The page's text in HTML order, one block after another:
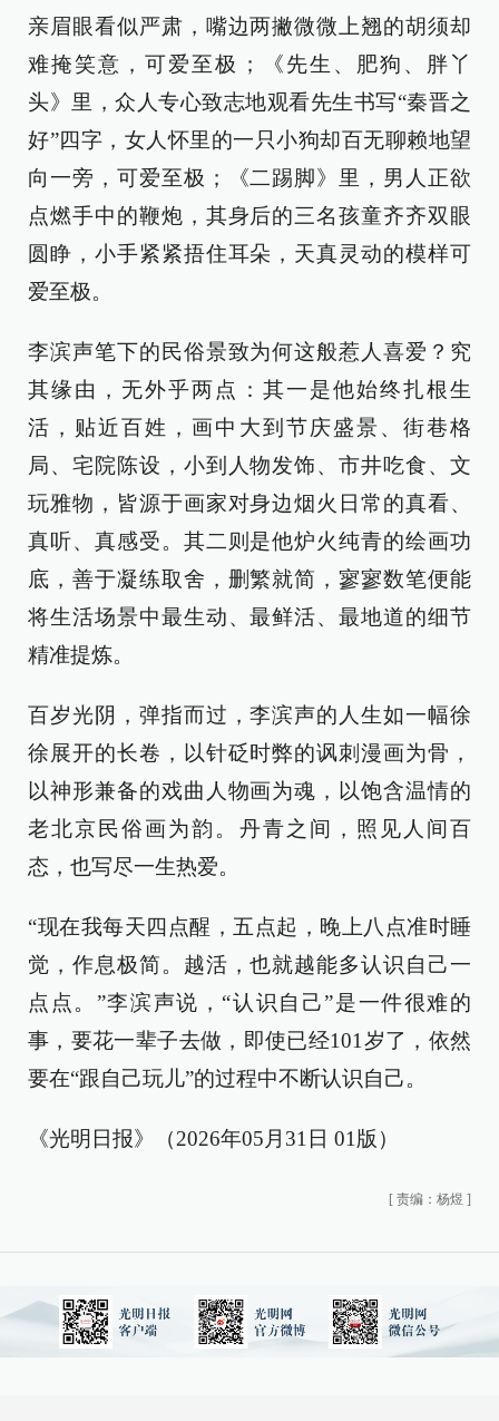
亲眉眼看似严肃，嘴边两撇微微上翘的胡须却
难掩笑意，可爱至极；《先生、肥狗、胖丫
头》里，众人专心致志地观看先生书写“秦晋之
好”四字，女人怀里的一只小狗却百无聊赖地望
向一旁，可爱至极；《二踢脚》里，男人正欲
点燃手中的鞭炮，其身后的三名孩童齐齐双眼
圆睁，小手紧紧捂住耳朵，天真灵动的模样可
爱至极。
李滨声笔下的民俗景致为何这般惹人喜爱？究
其缘由，无外乎两点：其一是他始终扎根生
活，贴近百姓，画中大到节庆盛景、街巷格
局、宅院陈设，小到人物发饰、市井吃食、文
玩雅物，皆源于画家对身边烟火日常的真看、
真听、真感受。其二则是他炉火纯青的绘画功
底，善于凝练取舍，删繁就简，寥寥数笔便能
将生活场景中最生动、最鲜活、最地道的细节
精准提炼。
百岁光阴，弹指而过，李滨声的人生如一幅徐
徐展开的长卷，以针砭时弊的讽刺漫画为骨，
以神形兼备的戏曲人物画为魂，以饱含温情的
老北京民俗画为韵。丹青之间，照见人间百
态，也写尽一生热爱。
“现在我每天四点醒，五点起，晚上八点准时睡
觉，作息极简。越活，也就越能多认识自己一
点点。”李滨声说，“认识自己”是一件很难的
事，要花一辈子去做，即使已经101岁了，依然
要在“跟自己玩儿”的过程中不断认识自己。
《光明日报》（2026年05月31日 01版）
[ 责编：杨煜 ]